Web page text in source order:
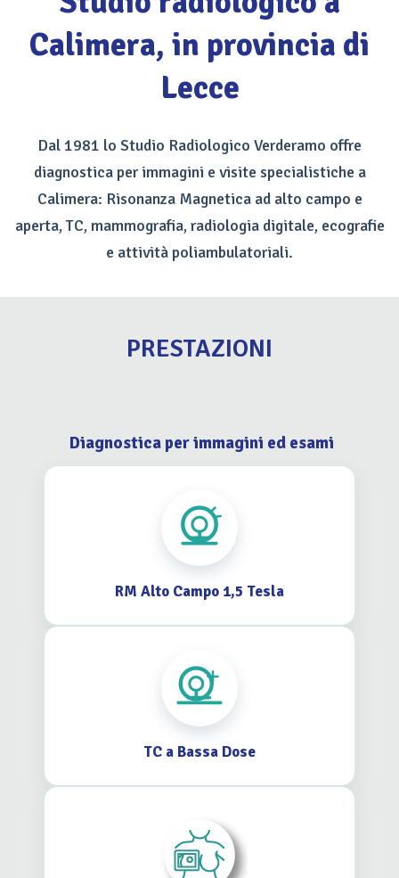
Calimera, in provincia di
Lecce
Dal 1981 lo Studio Radiologico Verderamo offre
diagnostica per immagini e visite specialistiche a
Calimera: Risonanza Magnetica ad alto campo e
aperta, TC, mammografia, radiologia digitale, ecografie
e attività poliambulatoriali.
PRESTAZIONI
Diagnostica per immagini ed esami
RM Alto Campo 1,5 Tesla
TC a Bassa Dose